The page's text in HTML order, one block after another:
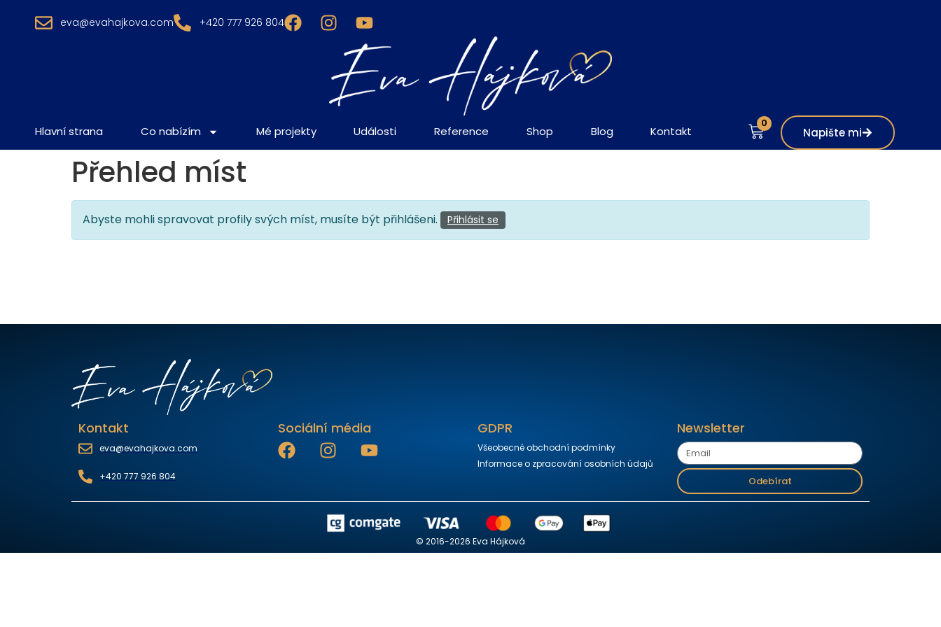
eva@evahajkova.com +420 777 926 804
Hlavní strana Co nabízím Mé projekty Události Reference Shop Blog Kontakt
0
Napište mi
Přehled míst
Abyste mohli spravovat profily svých míst, musíte být přihlášeni. Přihlásit se
Kontakt
eva@evahajkova.com
+420 777 926 804
Sociální média GDPR
Všeobecné obchodní podmínky
Informace o zpracování osobních údajů
Newsletter
Odebírat
© 2016-2026 Eva Hájková